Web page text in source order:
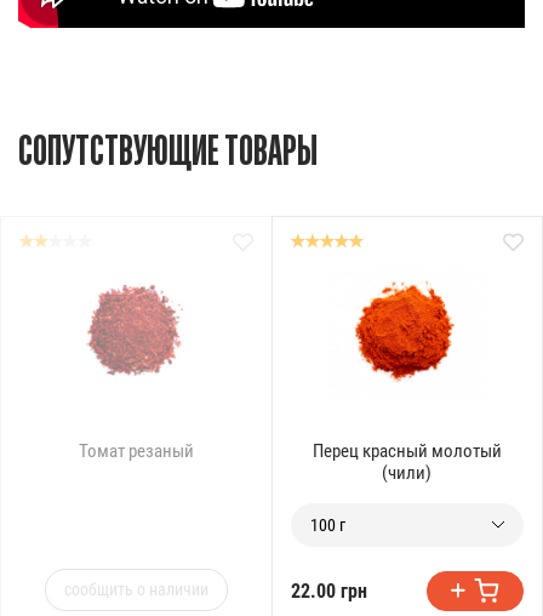
СОПУТСТВУЮЩИЕ ТОВАРЫ
Томат резаный
сообщить о наличии
Перец красный молотый
(чили)
100 г
22.00 грн